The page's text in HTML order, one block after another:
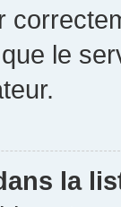
que le
la